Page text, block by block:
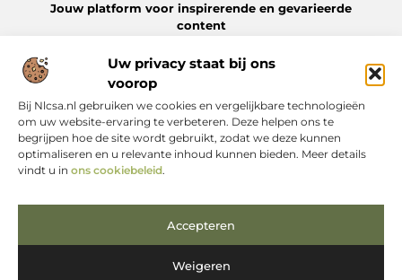
Uw privacy staat bij ons
voorop
Bij Nlcsa.nl gebruiken we cookies en vergelijkbare technologieën
om uw website-ervaring te verbeteren. Deze helpen ons te
begrijpen hoe de site wordt gebruikt, zodat we deze kunnen
optimaliseren en u relevante inhoud kunnen bieden. Meer details
vindt u in ons cookiebeleid.
Accepteren
Weigeren
Jouw platform voor inspirerende en gevarieerde
content
dagelijks leven – van handige tips tot verrassende
inzichten – allemaal te vinden op Nlcsa.nl.
Onze informatie
Bericht categorie